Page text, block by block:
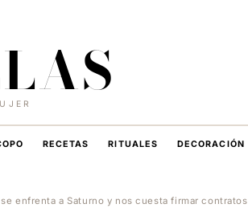
RECETAS RITUALES DECORACIÓN
enfrenta a Saturno y nos cuesta firmar contratos